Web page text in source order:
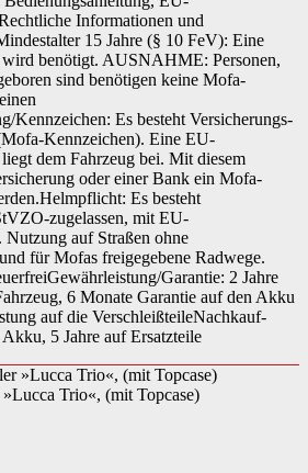
Informationen und
15 Jahre (§ 10 FeV): Eine
benötigt. AUSNAHME: Personen,
sind benötigen keine Mofa-
Kennzeichen: Es besteht Versicherungs-
Kennzeichen). Eine EU-
dem Fahrzeug bei. Mit diesem
oder einer Bank ein Mofa-
Es besteht
zugelassen, mit EU-
auf Straßen ohne
für Mofas freigegebene Radwege.
Garantie: 2 Jahre
6 Monate Garantie auf den Akku
auf die VerschleißteileNachkauf-
5 Jahre auf Ersatzteile
Trio«, (mit Topcase)